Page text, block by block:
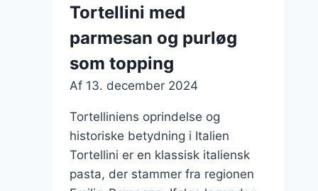
Tortellini med
parmesan og purløg
som topping
Af 13. december 2024
Tortelliniens oprindelse og
historiske betydning i Italien
Tortellini er en klassisk italiensk
pasta, der stammer fra regionen